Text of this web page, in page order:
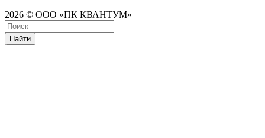
2026 © ООО «ПК КВАНТУМ»
Найти